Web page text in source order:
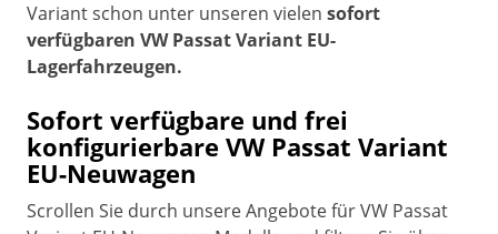
Variant schon unter unseren vielen sofort
verfügbaren VW Passat Variant EU-
Lagerfahrzeugen.
Sofort verfügbare und frei
konfigurierbare VW Passat Variant
EU-Neuwagen
Scrollen Sie durch unsere Angebote für VW Passat